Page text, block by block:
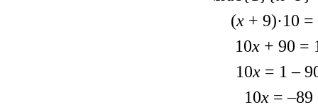
(x+ 9)·10 =
10х+ 90 =
10х= 1 –
10х= –89